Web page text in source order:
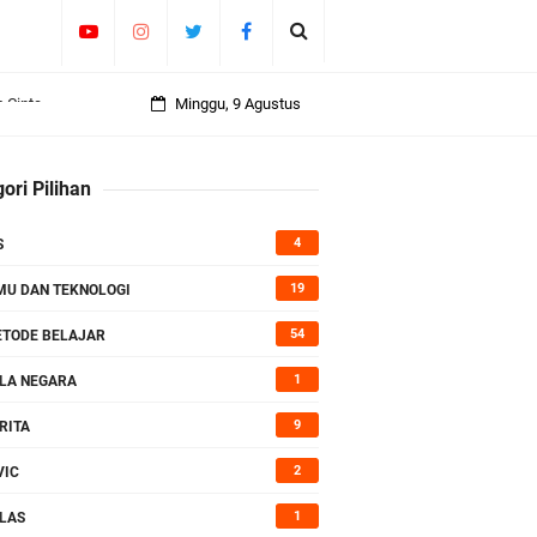
Minggu, 9 Agustus
Pilihan
4
DAN TEKNOLOGI 19
BELAJAR 54
NEGARA 1
9
2
1